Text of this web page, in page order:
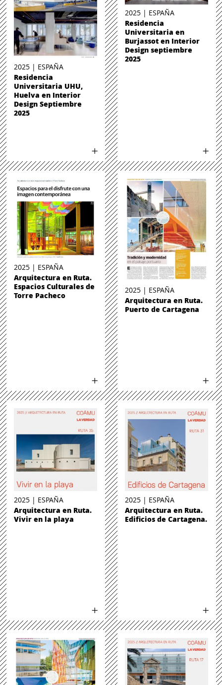
2025 | ESPAÑA
Residencia
Universitaria UHU,
Huelva en Interior
Design Septiembre
2025
2025 | ESPAÑA
Residencia
Universitaria en
Burjassot en Interior
Design septiembre
2025
2025 | ESPAÑA
Arquitectura en Ruta.
Espacios Culturales de
Torre Pacheco
2025 | ESPAÑA
Arquitectura en Ruta.
Puerto de Cartagena
2025 | ESPAÑA
Arquitectura en Ruta.
Vivir en la playa
2025 | ESPAÑA
Arquitectura en Ruta.
Edificios de Cartagena.